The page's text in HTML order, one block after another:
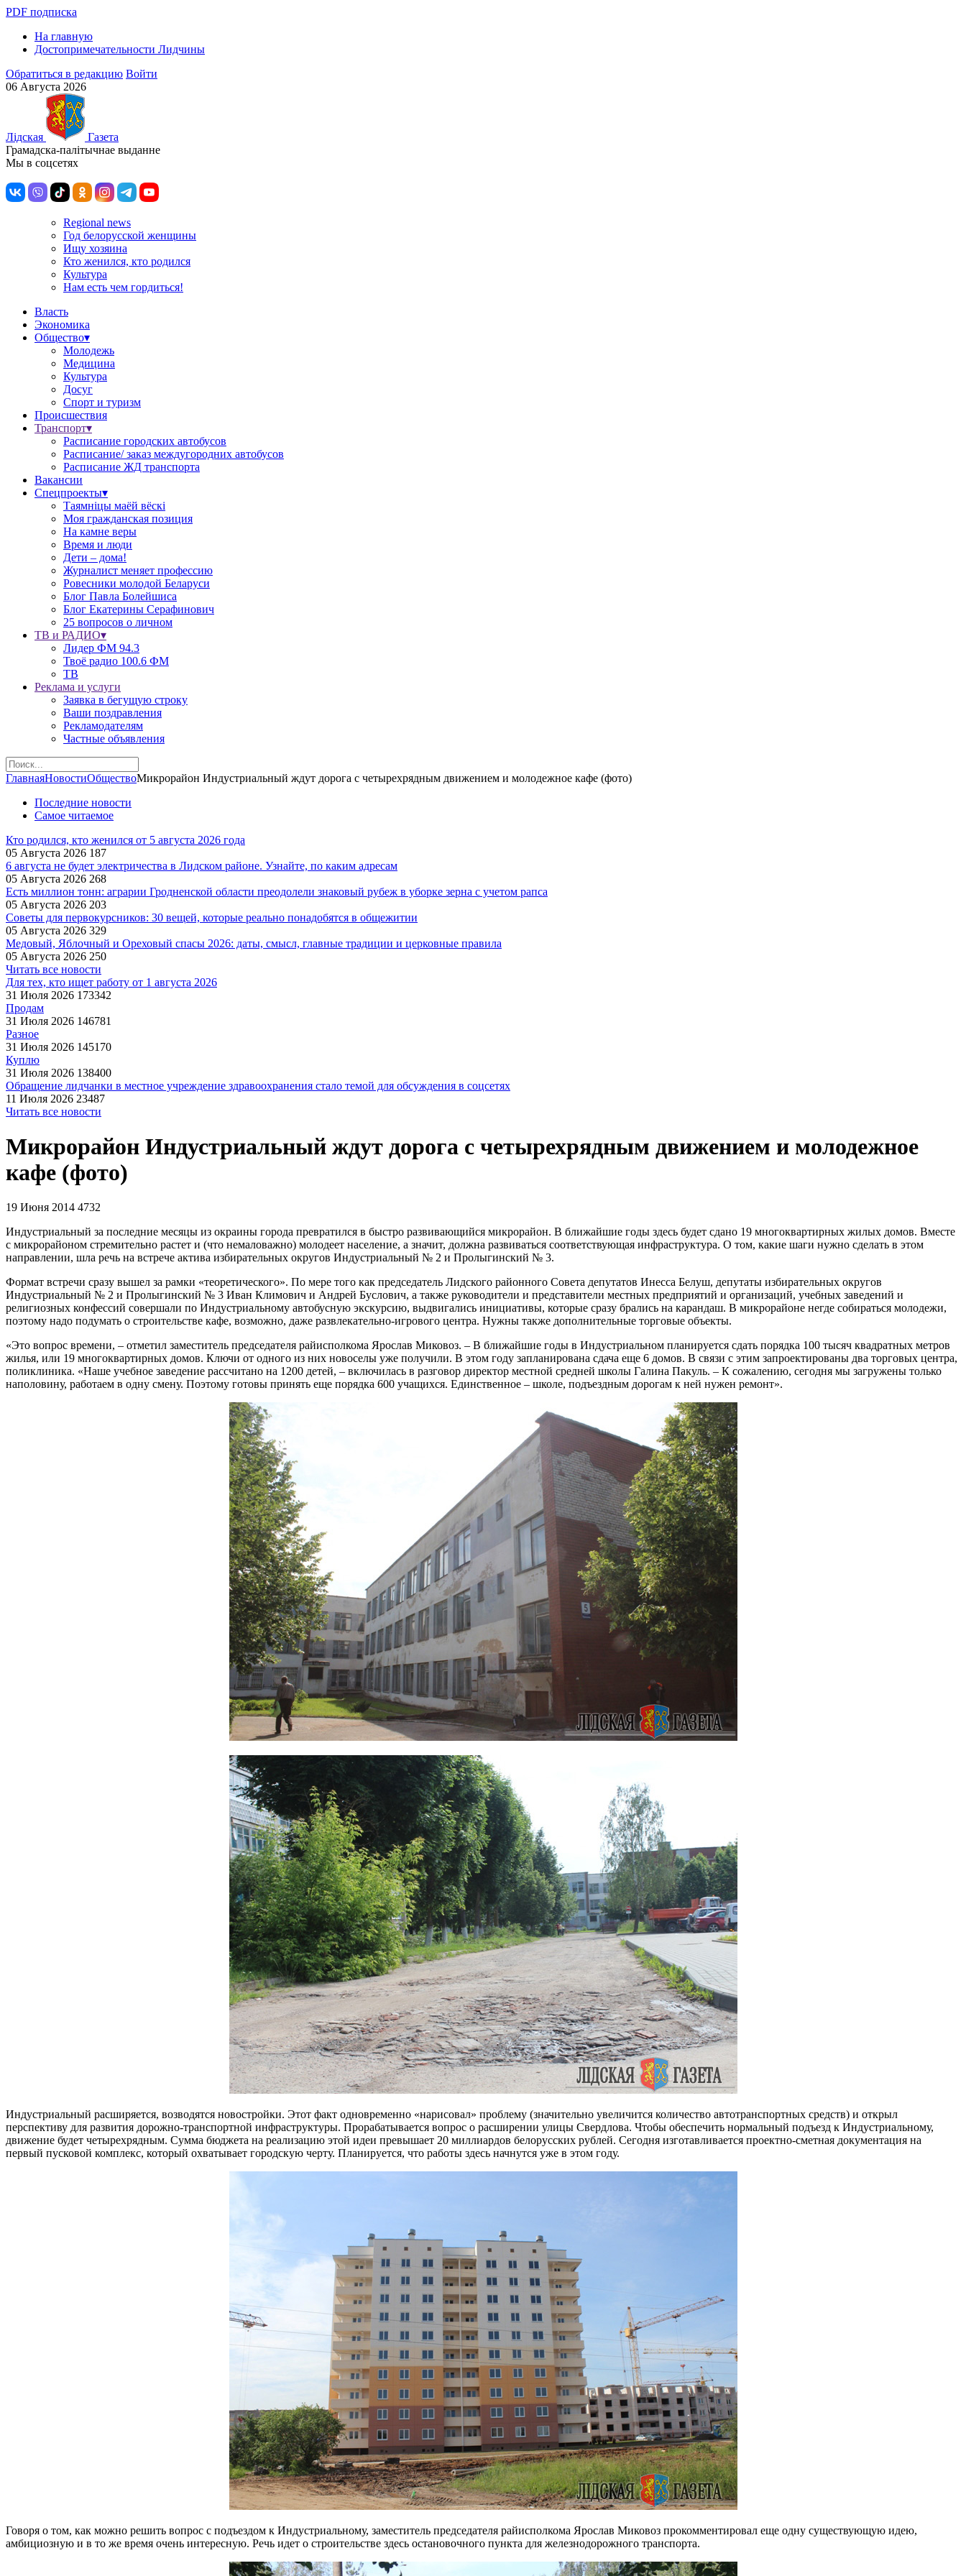
PDF подписка
На главную
Достопримечательности Лидчины
Обратиться в редакцию Войти
06 Августа 2026
Лiдская
Газета
Грамадска-палiтычнае выданне
Мы в соцсетях
Regional news
Год белорусской женщины
Ищу хозяина
Кто женился, кто родился
Культура
Нам есть чем гордиться!
Власть
Экономика
Общество▾
Молодежь
Медицина
Культура
Досуг
Спорт и туризм
Происшествия
Транспорт▾
Расписание городских автобусов
Расписание/ заказ междугородних автобусов
Расписание ЖД транспорта
Вакансии
Спецпроекты▾
Таямніцы маёй вёскі
Моя гражданская позиция
На камне веры
Время и люди
Дети – дома!
Журналист меняет профессию
Ровесники молодой Беларуси
Блог Павла Болейшиса
Блог Екатерины Серафинович
25 вопросов о личном
ТВ и РАДИО▾
Лидер ФМ 94.3
Твоё радио 100.6 ФМ
ТВ
Реклама и услуги
Заявка в бегущую строку
Ваши поздравления
Рекламодателям
Частные объявления
ГлавнаяНовостиОбществоМикрорайон Индустриальный ждут дорога с четырехрядным движением и молодежное кафе (фото)
Последние новости
Самое читаемое
Кто родился, кто женился от 5 августа 2026 года
05 Августа 2026 187
6 августа не будет электричества в Лидском районе. Узнайте, по каким адресам
05 Августа 2026 268
Есть миллион тонн: аграрии Гродненской области преодолели знаковый рубеж в уборке зерна с учетом рапса
05 Августа 2026 203
Советы для первокурсников: 30 вещей, которые реально понадобятся в общежитии
05 Августа 2026 329
Медовый, Яблочный и Ореховый спасы 2026: даты, смысл, главные традиции и церковные правила
05 Августа 2026 250
Читать все новости
Для тех, кто ищет работу от 1 августа 2026
31 Июля 2026 173342
Продам
31 Июля 2026 146781
Разное
31 Июля 2026 145170
Куплю
31 Июля 2026 138400
Обращение лидчанки в местное учреждение здравоохранения стало темой для обсуждения в соцсетях
11 Июля 2026 23487
Читать все новости
Микрорайон Индустриальный ждут дорога с четырехрядным движением и молодежное
кафе (фото)
19 Июня 2014 4732
Индустриальный за последние месяцы из окраины города превратился в быстро развивающийся микрорайон. В ближайшие годы здесь будет сдано 19 многоквартирных жилых домов. Вместе
с микрорайоном стремительно растет и (что немаловажно) молодеет население, а значит, должна развиваться соответствующая инфраструктура. О том, какие шаги нужно сделать в этом
направлении, шла речь на встрече актива избирательных округов Индустриальный № 2 и Пролыгинский № 3.
Формат встречи сразу вышел за рамки «теоретического». По мере того как председатель Лидского районного Совета депутатов Инесса Белуш, депутаты избирательных округов
Индустриальный № 2 и Пролыгинский № 3 Иван Климович и Андрей Буслович, а также руководители и представители местных предприятий и организаций, учебных заведений и
религиозных конфессий совершали по Индустриальному автобусную экскурсию, выдвигались инициативы, которые сразу брались на карандаш. В микрорайоне негде собираться молодежи,
поэтому надо подумать о строительстве кафе, возможно, даже развлекательно-игрового центра. Нужны также дополнительные торговые объекты.
«Это вопрос времени, – отметил заместитель председателя райисполкома Ярослав Миковоз. – В ближайшие годы в Индустриальном планируется сдать порядка 100 тысяч квадратных метров
жилья, или 19 многоквартирных домов. Ключи от одного из них новоселы уже получили. В этом году запланирована сдача еще 6 домов. В связи с этим запроектированы два торговых центра,
поликлиника. «Наше учебное заведение рассчитано на 1200 детей, – включилась в разговор директор местной средней школы Галина Пакуль. – К сожалению, сегодня мы загружены только
наполовину, работаем в одну смену. Поэтому готовы принять еще порядка 600 учащихся. Единственное – школе, подъездным дорогам к ней нужен ремонт».
Индустриальный расширяется, возводятся новостройки. Этот факт одновременно «нарисовал» проблему (значительно увеличится количество автотранспортных средств) и открыл
перспективу для развития дорожно-транспортной инфраструктуры. Прорабатывается вопрос о расширении улицы Свердлова. Чтобы обеспечить нормальный подъезд к Индустриальному,
движение будет четырехрядным. Сумма бюджета на реализацию этой идеи превышает 20 миллиардов белорусских рублей. Сегодня изготавливается проектно-сметная документация на
первый пусковой комплекс, который охватывает городскую черту. Планируется, что работы здесь начнутся уже в этом году.
Говоря о том, как можно решить вопрос с подъездом к Индустриальному, заместитель председателя райисполкома Ярослав Миковоз прокомментировал еще одну существующую идею,
амбициозную и в то же время очень интересную. Речь идет о строительстве здесь остановочного пункта для железнодорожного транспорта.